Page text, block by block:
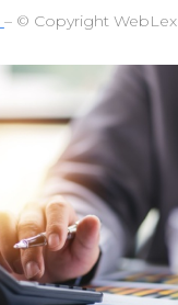
– © Copyright WebLex